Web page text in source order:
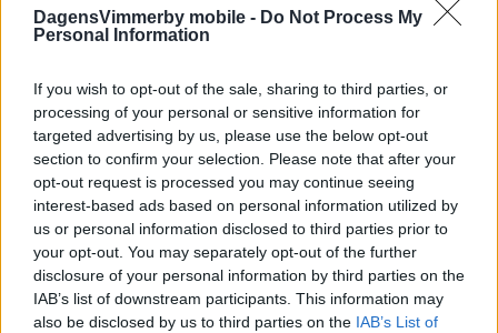
DagensVimmerby mobile - Do Not Process My
Personal Information
If you wish to opt-out of the sale, sharing to third parties, or
processing of your personal or sensitive information for
targeted advertising by us, please use the below opt-out
section to confirm your selection. Please note that after your
opt-out request is processed you may continue seeing
interest-based ads based on personal information utilized by
us or personal information disclosed to third parties prior to
your opt-out. You may separately opt-out of the further
disclosure of your personal information by third parties on the
IAB’s list of downstream participants. This information may
also be disclosed by us to third parties on the IAB’s List of
Nya industrilokalerna i Västervik klara –
kändis inviger satsningen
NÄRINGSLIV 20 september 2023 03.58